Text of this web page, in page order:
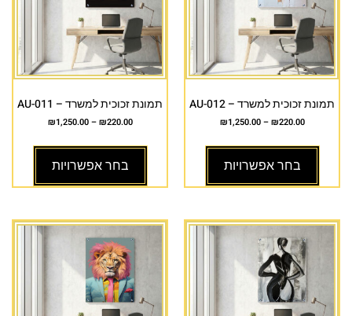
תמונת זכוכית למשרד – AU-012
₪220.00
–
₪1,250.00
בחר אפשרויות
תמונת זכוכית למשרד – AU-011
₪220.00
–
₪1,250.00
בחר אפשרויות